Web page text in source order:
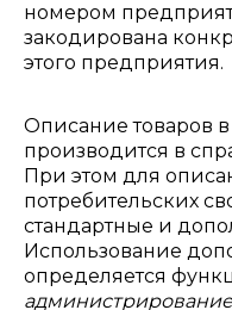
номером
закодирована
этого предприятия.
Описание товаров
производится в
При этом для
потребительских
стандартные и
Использование
определяется